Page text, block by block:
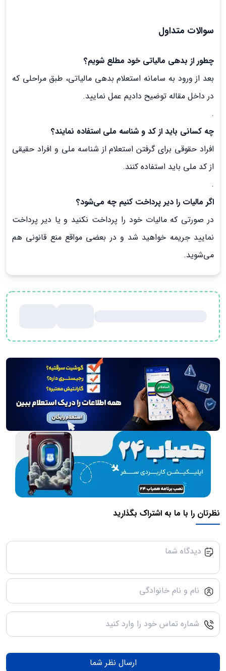
سوالات متداول
چطور از بدهی مالیاتی خود مطلع شویم؟
بعد از ورود به سامانه استعلام بدهی مالیاتی، طبق مراحلی که
در داخل مقاله توضیح دادیم عمل نمایید.
.
چه کسانی باید از کد و شناسه ملی استفاده نمایند؟
افراد حقوقی برای گرفتن استعلام از شناسه ملی و افراد حقیقی
از کد ملی باید استفاده کنند.
.
اگر مالیات را دیر پرداخت کنیم چه می‌شود؟
در صورتی که مالیات خود را پرداخت نکنید و یا دیر پرداخت
نمایید جریمه خواهید شد و در بعضی مواقع منع قانونی هم
می‌شوید.
نظرتان را با ما به اشتراک بگذارید
ارسال نظر شما